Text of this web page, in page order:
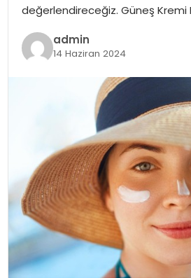
değerlendireceğiz. Güneş Kremi
admin
14 Haziran 2024